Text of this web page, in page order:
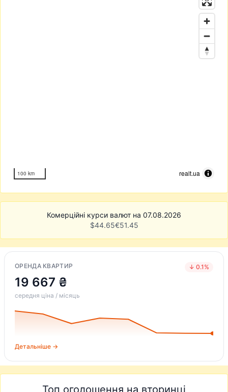
100 km realt.ua
Комерційні курси валют на 07.08.2026
$44.65€51.45
ОРЕНДА КВАРТИР ↓ 0.1%
19 667 ₴
середня ціна / місяць
Детальніше →
Топ оголошення на вторинці